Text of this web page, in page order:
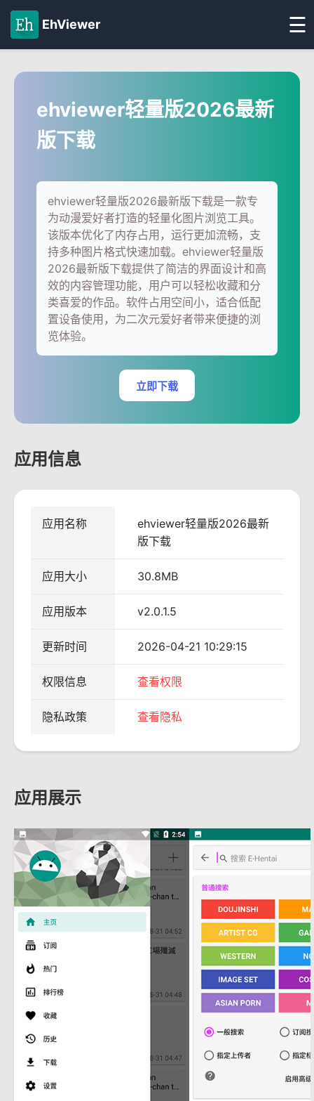
EhViewer ☰
ehviewer轻量版2026最新
版下载
ehviewer轻量版2026最新版下载是一款专
为动漫爱好者打造的轻量化图片浏览工具。
该版本优化了内存占用，运行更加流畅，支
持多种图片格式快速加载。ehviewer轻量版
2026最新版下载提供了简洁的界面设计和高
效的内容管理功能，用户可以轻松收藏和分
类喜爱的作品。软件占用空间小，适合低配
置设备使用，为二次元爱好者带来便捷的浏
览体验。
立即下载
应用信息
应用名称
ehviewer轻量版2026最新
版下载
应用大小 30.8MB
应用版本 v2.0.1.5
更新时间 2026-04-21 10:29:15
权限信息 查看权限
隐私政策 查看隐私
应用展示